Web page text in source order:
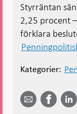
Styrräntan
2,25 procent
förklara
Kategorier:
email -
Dela på
FacebookLinkedIn
-
på